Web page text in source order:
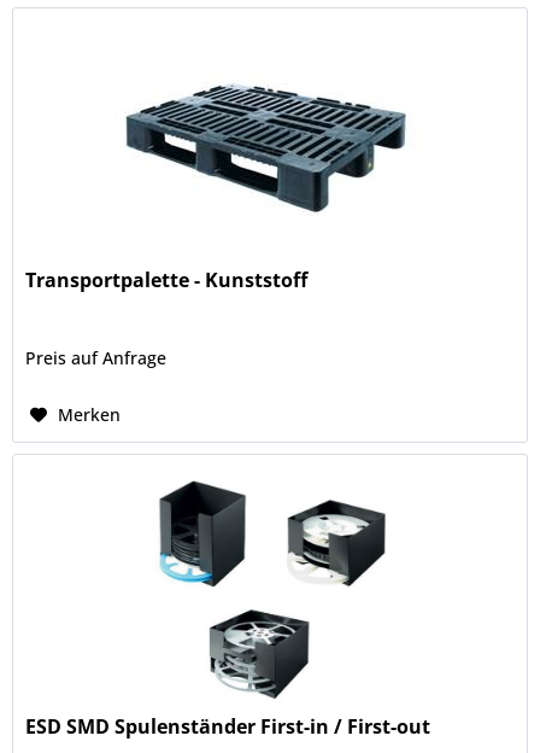
Transportpalette - Kunststoff
Preis auf Anfrage
Merken
ESD SMD Spulenständer First-in / First-out